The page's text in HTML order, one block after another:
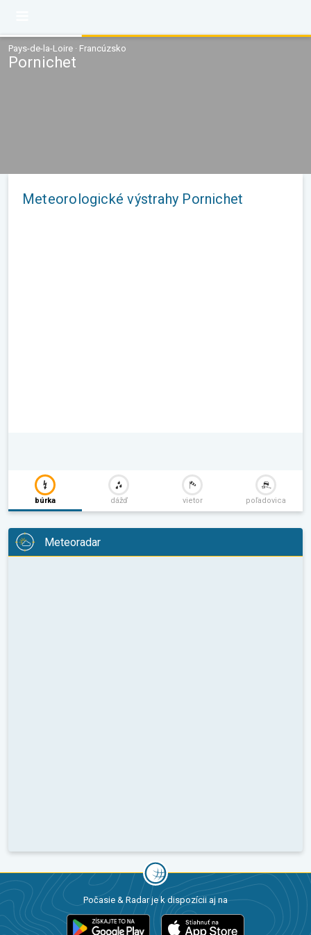
Pays-de-la-Loire · Francúzsko
Pornichet
Meteorologické výstrahy Pornichet
búrka dážď vietor poľadovica
Meteoradar
Počasie & Radar je k dispozícii aj na